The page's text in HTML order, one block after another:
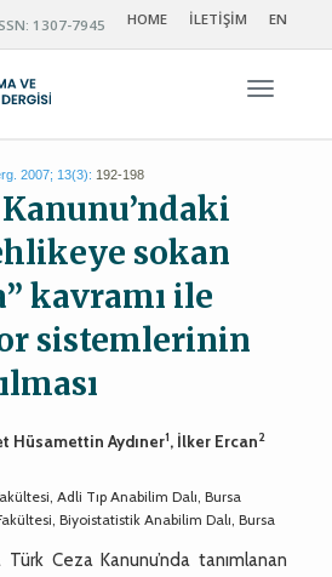
1307-7945 HOME İLETİŞİM EN
2007; 13(3): 192-198
sokan
kavramı ile
sistemlerinin
Hüsamettin Aydıner1, İlker Ercan2
Adli Tıp Anabilim Dalı, Bursa
Biyoistatistik Anabilim Dalı, Bursa
Türk Ceza Kanunu’nda tanımlanan